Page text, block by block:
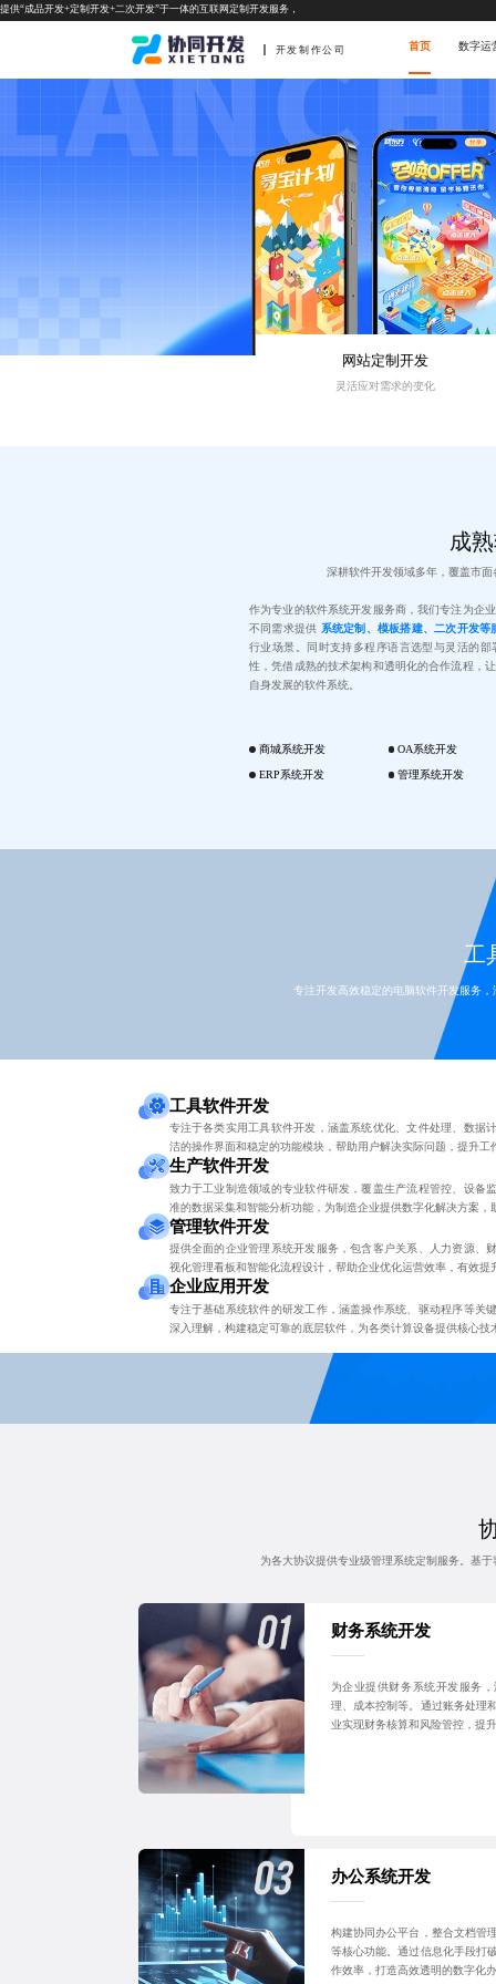
提供“成品开发+定制开发+二次开发”于一体的互联网定制开发服务，
开发制作公司 首页 数字运
网站定制开发
灵活应对需求的变化
成
深耕软件开发领域多年，覆盖市
作为专业的软件系统开发服务商，我们专注为企
不同需求提供 系统定制、模板搭建、二次开发等
行业场景。同时支持多程序语言选型与灵活的
性，凭借成熟的技术架构和透明化的合作流程，
自身发展的软件系统。
商城系统开发 OA系统开发
ERP系统开发 管理系统开发
工
专注开发高效稳定的电脑软件开发服务
工具软件开发
专注于各类实用工具软件开发，涵盖系统优化、文件处理、数据
洁的操作界面和稳定的功能模块，帮助用户解决实际问题，提升工
生产软件开发
致力于工业制造领域的专业软件研发，覆盖生产流程管控、设备
准的数据采集和智能分析功能，为制造企业提供数字化解决方案，
管理软件开发
提供全面的企业管理系统开发服务，包含客户关系、人力资源、
视化管理看板和智能化流程设计，帮助企业优化运营效率，有效提
企业应用开发
专注于基础系统软件的研发工作，涵盖操作系统、驱动程序等关
深入理解，构建稳定可靠的底层软件，为各类计算设备提供核心技
为各大协议提供专业级管理系统定制服务。基
财务系统开发
为企业提供财务系统开发服务
理、成本控制等。通过账务处理
业实现财务核算和风险管控，提
办公系统开发
构建协同办公平台，整合文档管
等核心功能。通过信息化手段打
作效率，打造高效透明的数字化